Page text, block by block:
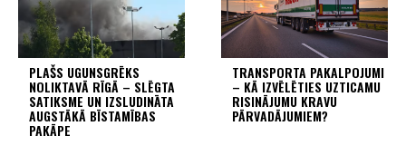
PLAŠS UGUNSGRĒKS
NOLIKTAVĀ RĪGĀ – SLĒGTA
SATIKSME UN IZSLUDINĀTA
AUGSTĀKĀ BĪSTAMĪBAS
PAKĀPE
TRANSPORTA PAKALPOJUMI
– KĀ IZVĒLĒTIES UZTICAMU
RISINĀJUMU KRAVU
PĀRVADĀJUMIEM?